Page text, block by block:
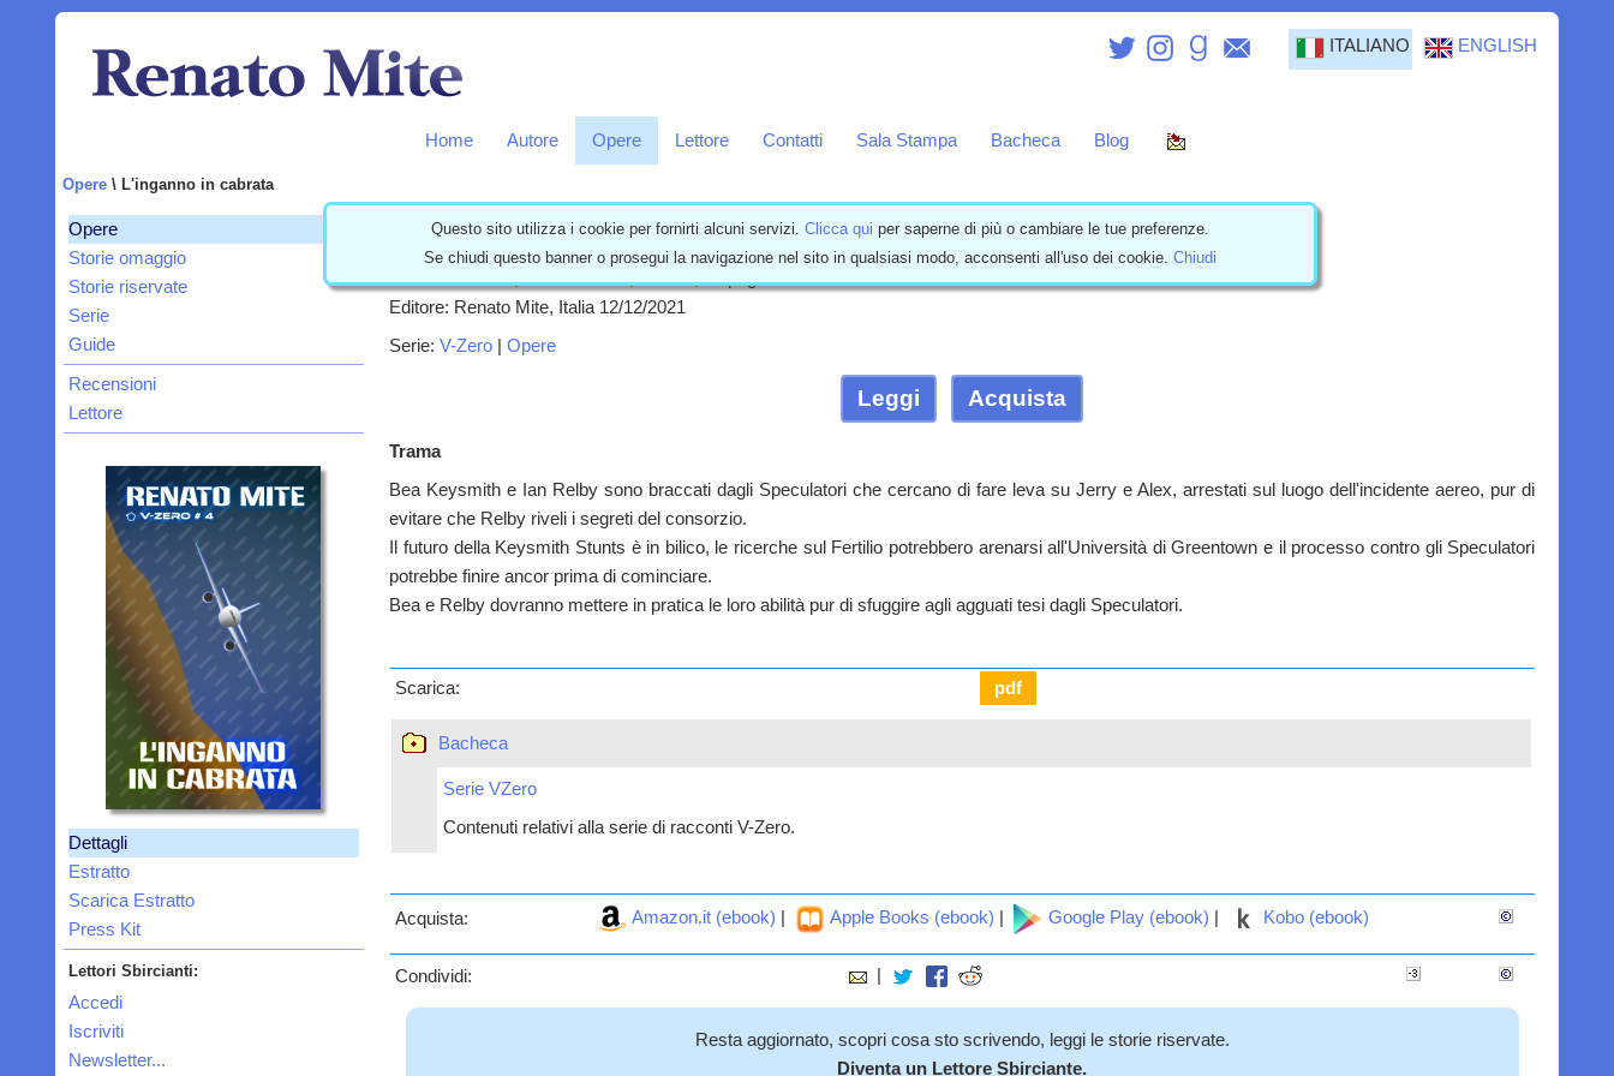
ITALIANO ENGLISH
Home Autore Opere Lettore Contatti Sala Stampa Bacheca Blog
Opere\ L'inganno in cabrata
Opere
Storie omaggio
Storie riservate
Serie
Guide
Recensioni
Lettore
Dettagli
Estratto
Scarica Estratto
Press Kit
Lettori Sbircianti:
Accedi
Iscriviti
Newsletter...
L'inganno in cabrata
Racconto breve, Fantascienza, Italiano, 92 pagine
Editore: Renato Mite, Italia 12/12/2021
Serie:V-Zero |Opere
Leggi Acquista
Trama
Bea Keysmith e Ian Relby sono braccati dagli Speculatori che cercano di fare leva su Jerry e Alex, arrestati sul luogo dell'incidente aereo, pur di
evitare che Relby riveli i segreti del consorzio.
Il futuro della Keysmith Stunts è in bilico, le ricerche sul Fertilio potrebbero arenarsi all'Università di Greentown e il processo contro gli Speculatori
potrebbe finire ancor prima di cominciare.
Bea e Relby dovranno mettere in pratica le loro abilità pur di sfuggire agli agguati tesi dagli Speculatori.
Scarica: pdf
Bacheca
Serie VZero
Contenuti relativi alla serie di racconti V-Zero.
Acquista: Amazon.it (ebook) Apple Books (ebook) Google Play (ebook) Kobo (ebook)
Condividi:
Resta aggiornato, scopri cosa sto scrivendo, leggi le storie riservate.
Diventa un Lettore Sbirciante.
Questo sito utilizza i cookie per fornirti alcuni servizi. Clicca qui per saperne di più o cambiare le tue preferenze.
Se chiudi questo banner o prosegui la navigazione nel sito in qualsiasi modo, acconsenti all'uso dei cookie. Chiudi